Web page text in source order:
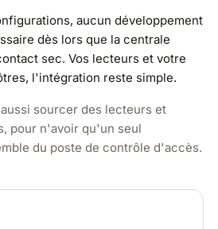
aucun développement
dès lors que la centrale
sec. Vos lecteurs et votre
l'intégration reste simple.
sourcer des lecteurs et
pour n'avoir qu'un seul
du poste de contrôle d'accès.